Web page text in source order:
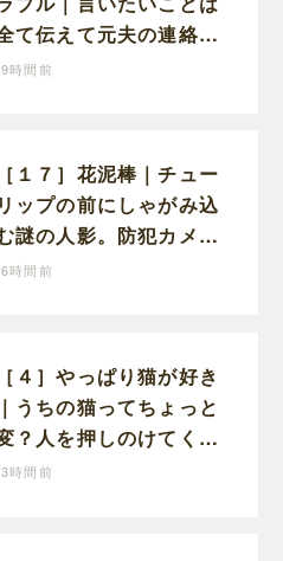
て伝えて元夫の連絡先
ブロック。離婚できた
時間前
［１７］花泥棒｜チュー
リップの前にしゃがみ込
謎の人影。防犯カメラ
映っていたのは娘の友
時間前
［４］やっぱり猫が好き
｜うちの猫ってちょっと
？人を押しのけてくつ
ぎ、獲物にも物怖じし
時間前